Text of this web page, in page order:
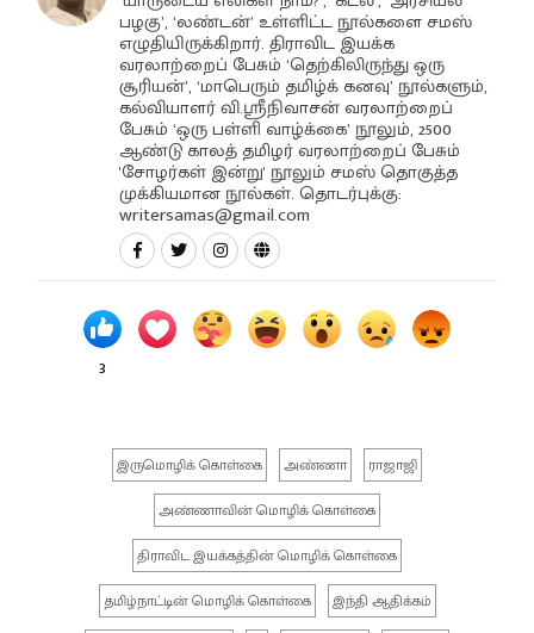
பழகு’, ‘லண்டன்’ உள்ளிட்ட நூல்களை சமஸ்
எழுதியிருக்கிறார். திராவிட இயக்க
வரலாற்றைப் பேசும் ‘தெற்கிலிருந்து ஒரு
சூரியன்’, ‘மாபெரும் தமிழ்க் கனவு’ நூல்களும்,
கல்வியாளர் வி.ஸ்ரீநிவாசன் வரலாற்றைப்
பேசும் ‘ஒரு பள்ளி வாழ்க்கை’ நூலும், 2500
ஆண்டு காலத் தமிழர் வரலாற்றைப் பேசும்
'சோழர்கள் இன்று' நூலும் சமஸ் தொகுத்த
முக்கியமான நூல்கள். தொடர்புக்கு:
writersamas@gmail.com
3
இருமொழிக் கொள்கை அண்ணா
ராஜாஜி
அண்ணாவின் மொழிக் கொள்கை
திராவிட இயக்கத்தின் மொழிக் கொள்கை
தமிழ்நாட்டின் மொழிக் கொள்கை
இந்தி ஆதிக்கம்